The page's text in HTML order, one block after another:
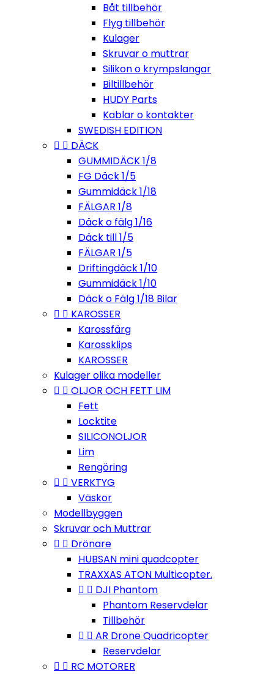
Båt tillbehör
Flyg tillbehör
Kulager
Skruvar o muttrar
Silikon o krympslangar
Biltillbehör
HUDY Parts
Kablar o kontakter
SWEDISH EDITION
  DÄCK
GUMMIDÄCK 1/8
FG Däck 1/5
Gummidäck 1/18
FÄLGAR 1/8
Däck o fälg 1/16
Däck till 1/5
FÄLGAR 1/5
Driftingdäck 1/10
Gummidäck 1/10
Däck o Fälg 1/18 Bilar
  KAROSSER
Karossfärg
Karossklips
KAROSSER
Kulager olika modeller
  OLJOR OCH FETT LIM
Fett
Locktite
SILICONOLJOR
Lim
Rengöring
  VERKTYG
Väskor
Modellbyggen
Skruvar och Muttrar
  Drönare
HUBSAN mini quadcopter
TRAXXAS ATON Multicopter.
  DJI Phantom
Phantom Reservdelar
Tillbehör
  AR Drone Quadricopter
Reservdelar
  RC MOTORER